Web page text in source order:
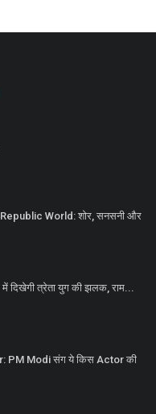
World: शोर, सनसनी और
दिखेगी त्रेता युग की झलक, राम...
PM Modi संग ये किस Actor की